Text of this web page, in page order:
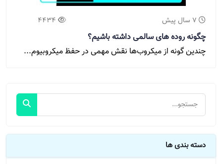
7 سال پیش 4434
چگونه روده های سالمی داشته باشیم؟
چندین گونه از میکروب‌ها نقش مهمی در حفظ میکروبیوم...
دسته بندی ها